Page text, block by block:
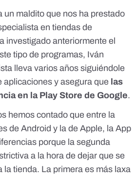
un maldito que nos ha prestado
en tiendas de
investigado anteriormente el
tipo de programas, Iván
lleva varios años siguiéndole
aplicaciones y asegura que las
en la Play Store de Google.
hemos contado que entre la
de Android y la de Apple, la App
porque la segunda
a la hora de dejar que se
la tienda. La primera es más laxa